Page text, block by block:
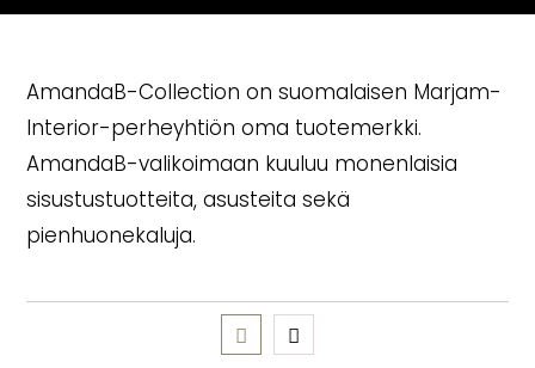
AmandaB-Collection on suomalaisen Marjam-
Interior-perheyhtiön oma tuotemerkki.
AmandaB-valikoimaan kuuluu monenlaisia
sisustustuotteita, asusteita sekä
pienhuonekaluja.